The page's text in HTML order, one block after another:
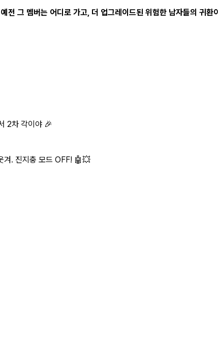
그 멤버는 어디로 가고, 더 업그레이드된 위험한 남자들의 귀
2차 각이야 🎉
겨. 진지충 모드 OFF! 🤖💥